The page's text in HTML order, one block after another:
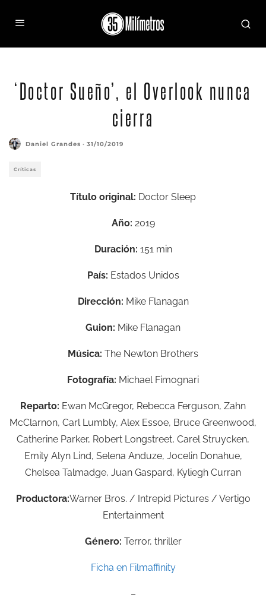
‘Doctor Sueño’, el Overlook nunca
cierra
Daniel Grandes · 31/10/2019
Críticas
Título original: Doctor Sleep
Año: 2019
Duración: 151 min
País: Estados Unidos
Dirección: Mike Flanagan
Guion: Mike Flanagan
Música: The Newton Brothers
Fotografía: Michael Fimognari
Reparto: Ewan McGregor, Rebecca Ferguson, Zahn
McClarnon, Carl Lumbly, Alex Essoe, Bruce Greenwood,
Catherine Parker, Robert Longstreet, Carel Struycken,
Emily Alyn Lind, Selena Anduze, Jocelin Donahue,
Chelsea Talmadge, Juan Gaspard, Kyliegh Curran
Productora:Warner Bros. / Intrepid Pictures / Vertigo
Entertainment
Género: Terror, thriller
Ficha en Filmaffinity
–